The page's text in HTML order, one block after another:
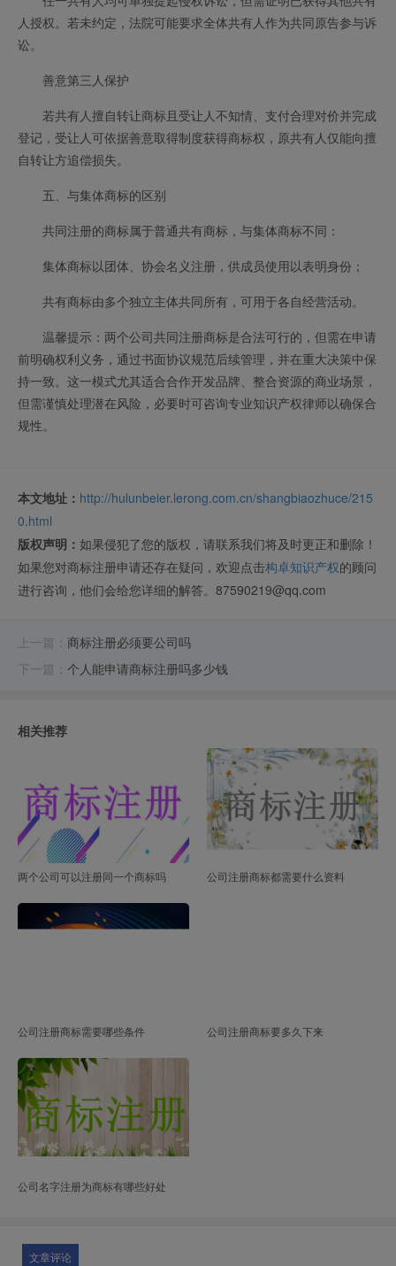
人授权。若未约定，法院可能要求全体共有人作为共同原告参与诉
讼。
善意第三人保护
若共有人擅自转让商标且受让人不知情、支付合理对价并完成
登记，受让人可依据善意取得制度获得商标权，原共有人仅能向擅
自转让方追偿损失。
五、与集体商标的区别
共同注册的商标属于普通共有商标，与集体商标不同：
集体商标以团体、协会名义注册，供成员使用以表明身份；
共有商标由多个独立主体共同所有，可用于各自经营活动。
温馨提示：两个公司共同注册商标是合法可行的，但需在申请
前明确权利义务，通过书面协议规范后续管理，并在重大决策中保
持一致。这一模式尤其适合合作开发品牌、整合资源的商业场景，
但需谨慎处理潜在风险，必要时可咨询专业知识产权律师以确保合
规性。
本文地址： http://hulunbeier.lerong.com.cn/shangbiaozhuce/215
0.html
版权声明： 如果侵犯了您的版权，请联系我们将及时更正和删除！
如果您对商标注册申请还存在疑问，欢迎点击构卓知识产权的顾问
进行咨询，他们会给您详细的解答。87590219@qq.com
上一篇： 商标注册必须要公司吗
下一篇： 个人能申请商标注册吗多少钱
相关推荐
两个公司可以注册同一个商标吗 公司注册商标都需要什么资料
公司注册商标需要哪些条件 公司注册商标要多久下来
公司名字注册为商标有哪些好处
文章评论